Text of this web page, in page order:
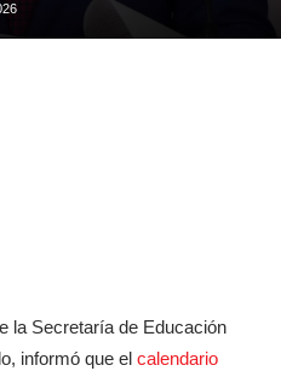
la Secretaría de Educación
informó que el calendario